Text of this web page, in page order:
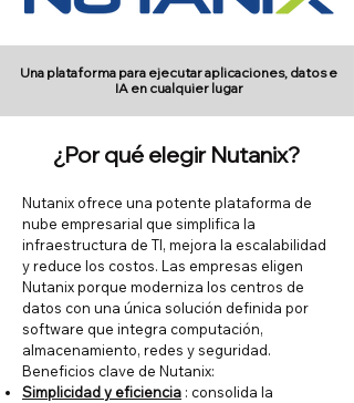
Una plataforma para ejecutar aplicaciones, datos e
IA en cualquier lugar
¿Por qué elegir Nutanix?
Nutanix ofrece una potente plataforma de
nube empresarial que simplifica la
infraestructura de TI, mejora la escalabilidad
y reduce los costos. Las empresas eligen
Nutanix porque moderniza los centros de
datos con una única solución definida por
software que integra computación,
almacenamiento, redes y seguridad.
Beneficios clave de Nutanix:
Simplicidad y eficiencia : consolida la